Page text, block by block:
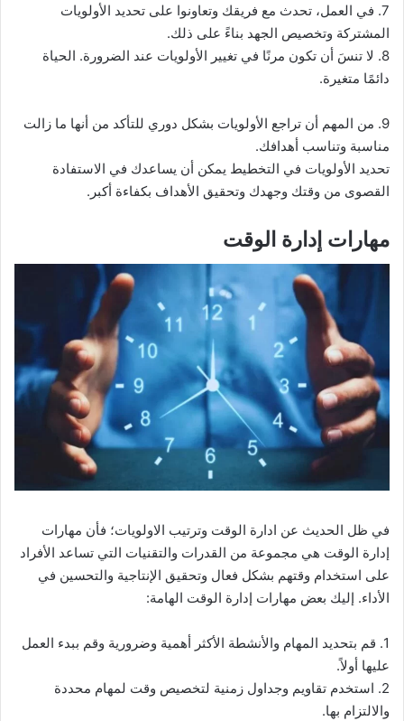
7. في العمل، تحدث مع فريقك وتعاونوا على تحديد الأولويات
المشتركة وتخصيص الجهد بناءً على ذلك.
8. لا تنسَ أن تكون مرنًا في تغيير الأولويات عند الضرورة. الحياة
دائمًا متغيرة.
9. من المهم أن تراجع الأولويات بشكل دوري للتأكد من أنها ما زالت
مناسبة وتناسب أهدافك.
تحديد الأولويات في التخطيط يمكن أن يساعدك في الاستفادة
القصوى من وقتك وجهدك وتحقيق الأهداف بكفاءة أكبر.
مهارات إدارة الوقت
في ظل الحديث عن ادارة الوقت وترتيب الاولويات؛ فأن مهارات
إدارة الوقت هي مجموعة من القدرات والتقنيات التي تساعد الأفراد
على استخدام وقتهم بشكل فعال وتحقيق الإنتاجية والتحسين في
الأداء. إليك بعض مهارات إدارة الوقت الهامة:
1. قم بتحديد المهام والأنشطة الأكثر أهمية وضرورية وقم ببدء العمل
عليها أولاً.
2. استخدم تقاويم وجداول زمنية لتخصيص وقت لمهام محددة
والالتزام بها.